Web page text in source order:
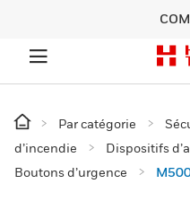
Par catégorie
d’incendie
Dispositifs
Boutons d’urgence